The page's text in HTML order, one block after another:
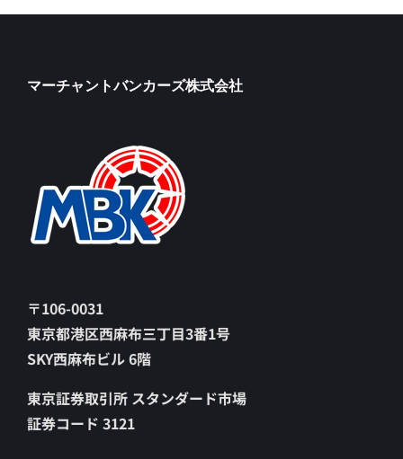
マーチャントバンカーズ株式会社
〒106-0031
東京都港区西麻布三丁目3番1号
SKY西麻布ビル 6階
東京証券取引所 スタンダード市場
証券コード 3121